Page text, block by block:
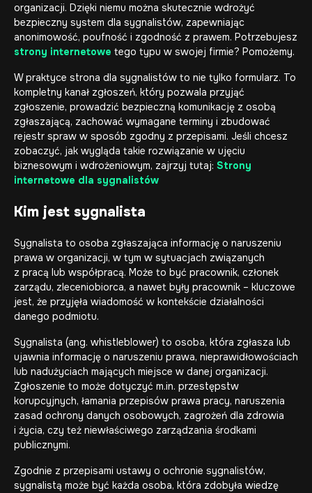
organizacji. Dzięki niemu można skutecznie wdrożyć
bezpieczny system dla sygnalistów, zapewniając
anonimowość, poufność i zgodność z prawem. Potrzebujesz
strony internetowe tego typu w swojej firmie? Pomożemy.
W praktyce strona dla sygnalistów to nie tylko formularz. To
kompletny kanał zgłoszeń, który pozwala przyjąć
zgłoszenie, prowadzić bezpieczną komunikację z osobą
zgłaszającą, zachować wymagane terminy i zbudować
rejestr spraw w sposób zgodny z przepisami. Jeśli chcesz
zobaczyć, jak wygląda takie rozwiązanie w ujęciu
biznesowym i wdrożeniowym, zajrzyj tutaj: Strony
internetowe dla sygnalistów
Kim jest sygnalista
Sygnalista to osoba zgłaszająca informację o naruszeniu
prawa w organizacji, w tym w sytuacjach związanych
z pracą lub współpracą. Może to być pracownik, członek
zarządu, zleceniobiorca, a nawet były pracownik – kluczowe
jest, że przyjęła wiadomość w kontekście działalności
danego podmiotu.
Sygnalista (ang. whistleblower) to osoba, która zgłasza lub
ujawnia informację o naruszeniu prawa, nieprawidłowościach
lub nadużyciach mających miejsce w danej organizacji.
Zgłoszenie to może dotyczyć m.in. przestępstw
korupcyjnych, łamania przepisów prawa pracy, naruszenia
zasad ochrony danych osobowych, zagrożeń dla zdrowia
i życia, czy też niewłaściwego zarządzania środkami
publicznymi.
Zgodnie z przepisami ustawy o ochronie sygnalistów,
sygnalistą może być każda osoba, która zdobyła wiedzę